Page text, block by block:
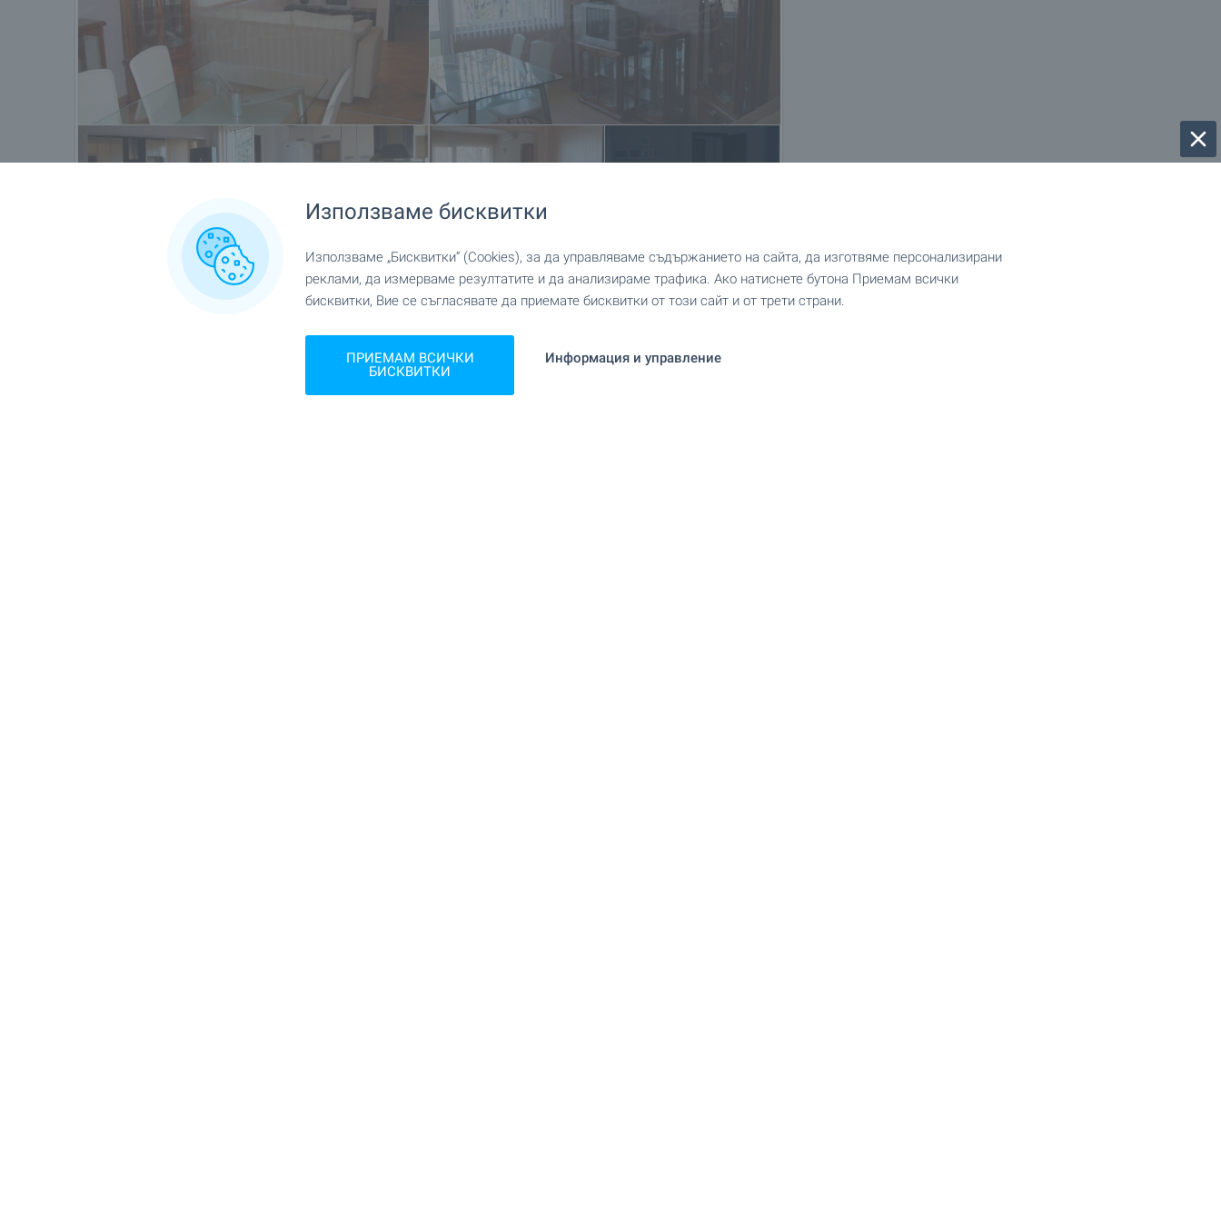
Местоположение
Използваме бисквитки
Използваме „Бисквитки“ (Cookies), за да управляваме съдържанието на сайта, да изготвяме персонализирани
реклами, да измерваме резултатите и да анализираме трафика. Ако натиснете бутона Приемам всички
бисквитки, Вие се съгласявате да приемате бисквитки от този сайт и от трети страни.
ПРИЕМАМ ВСИЧКИ
БИСКВИТКИ
Информация и управление